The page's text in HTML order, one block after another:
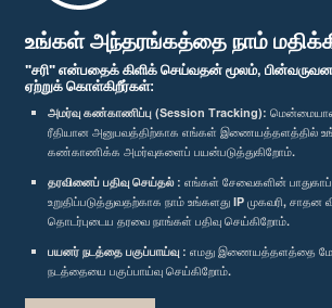
உங்கள் அந்தரங்கத்தை நாம்
"சரி" என்பதைக் கிளிக் செய்வதன் மூலம்,
ஏற்றுக் கொள்கிறீர்கள்:
அமர்வு கண்காணிப்பு (Session Tracking):
ரீதியான அனுபவத்திற்காக எங்கள் இணையத்தளத்தில்
கண்காணிக்க அமர்வுகளைப் பயன்படுத்துகிறோம்.
தரவினைப் பதிவு செய்தல் : எங்கள் சேவைகளின்
உறுதிப்படுத்துவதற்காக நாம் உங்களது IP முகவரி, சாதன
தொடர்புடைய தரவை நாங்கள் பதிவு செய்கிறோம்.
பயனர் நடத்தை பகுப்பாய்வு : எமது இணையத்தளத்தை
நடத்தையை பகுப்பாய்வு செய்கிறோம்.
பாராளுமன்ற கையடக்க செயலி
எம்மை பின்தொடர்க :
விருதுகள்
தனியுரிமைக் கொள்கை